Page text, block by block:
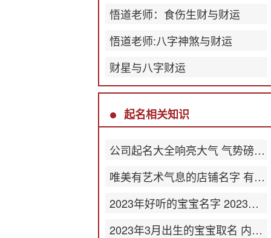
悟道老师：食伤生财与财运
悟道老师:八字神煞与财运
财星与八字财运
起名相关知识
公司起名大全响亮大气 气势磅礴公司名称
唯美有艺术气息的店铺名字 有韵味店名
2023年好听的宝宝名字 2023最新版名字大全
2023年3月出生的宝宝取名 内涵丰富的名字